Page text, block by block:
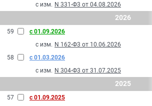
с изм. N 331-Ф3 от 04.08.2026
2026
59
с 01.09.2026
с изм. N 162-Ф3 от 10.06.2026
58
с 01.03.2026
с изм. N 304-Ф3 от 31.07.2025
2025
57
с 01.09.2025